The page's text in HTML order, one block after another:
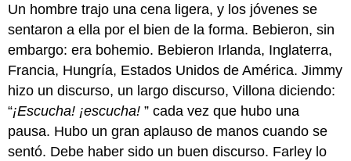
Un hombre trajo una cena ligera, y los jóvenes se
sentaron a ella por el bien de la forma. Bebieron, sin
embargo: era bohemio. Bebieron Irlanda, Inglaterra,
Francia, Hungría, Estados Unidos de América. Jimmy
hizo un discurso, un largo discurso, Villona diciendo:
“¡Escucha! ¡escucha!” cada vez que hubo una
pausa. Hubo un gran aplauso de manos cuando se
sentó. Debe haber sido un buen discurso. Farley lo